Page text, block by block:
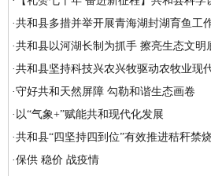
·共和县多措并举开展青海湖封湖育鱼工
·共和县以河湖长制为抓手 擦亮生态文明
·共和县坚持科技兴农兴牧驱动农牧业现
·守好共和天然屏障 勾勒和谐生态画卷
· 以“气象+”赋能共和现代化发展
·共和县“四坚持四到位”有效推进秸秆禁
·保供 稳价 战疫情